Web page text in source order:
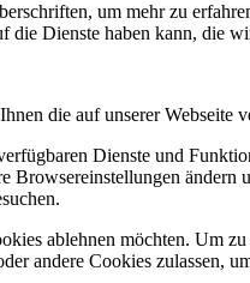
um mehr zu
die Dienste haben kann, die
die auf unserer Webseite
Dienste und
Browsereinstellungen
ablehnen möchten. Um
andere Cookies zulassen,